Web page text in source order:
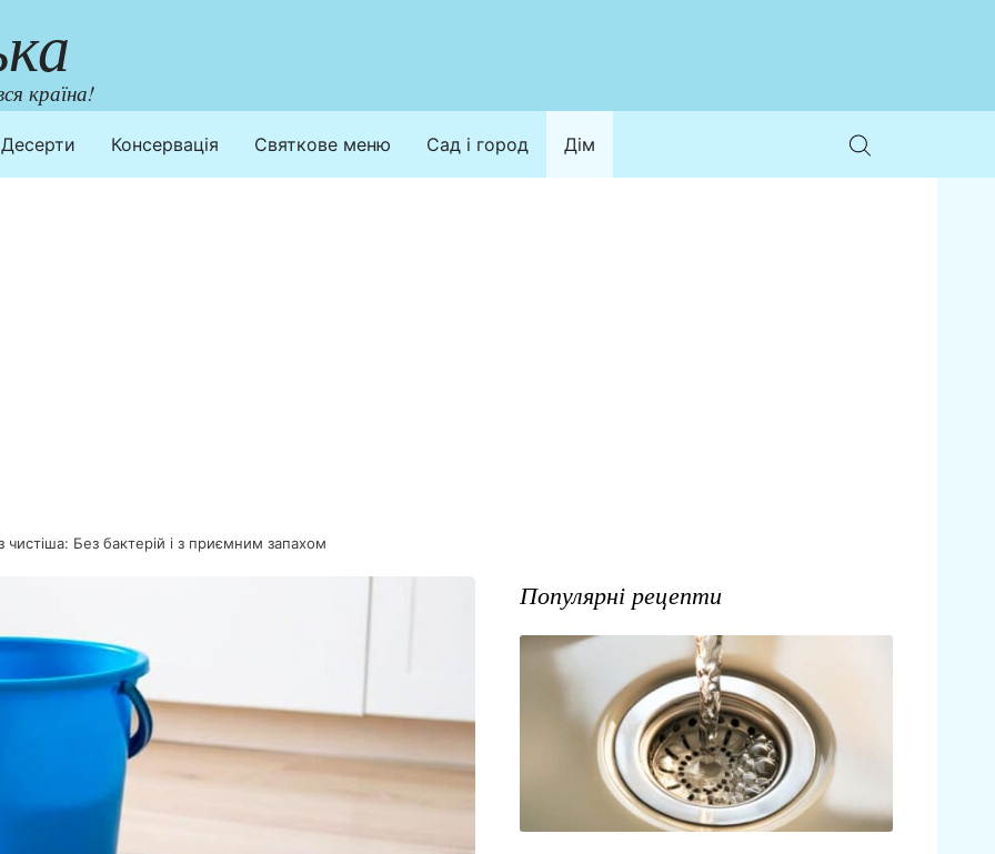
країна!
Десерти Консервація Святкове меню Сад і город Дім
Без бактерій і з приємним запахом
Популярні рецепти